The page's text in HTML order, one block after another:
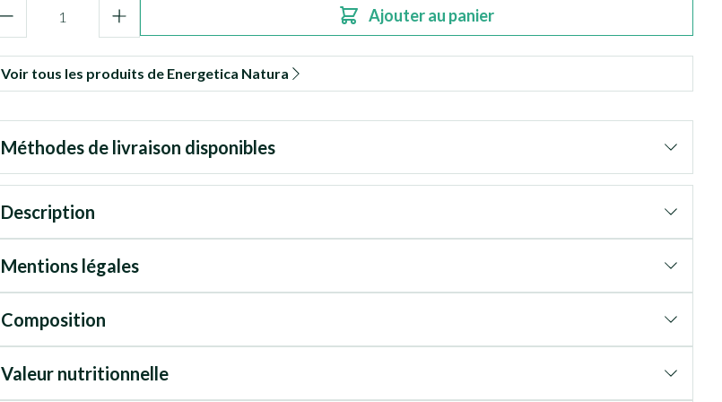
Ajouter au panier
Voir tous les produits de Energetica Natura
Méthodes de livraison disponibles
Description
Mentions légales
Composition
Valeur nutritionnelle